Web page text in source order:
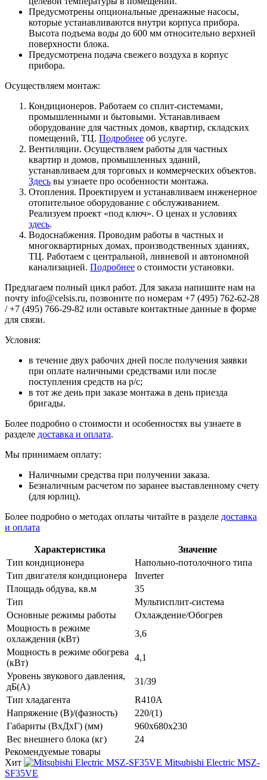
Предусмотрены опциональные дренажные насосы,
которые устанавливаются внутри корпуса прибора.
Высота подъема воды до 600 мм относительно верхней
поверхности блока.
Предусмотрена подача свежего воздуха в корпус
прибора.
Осуществляем монтаж:
Кондиционеров. Работаем со сплит-системами,
промышленными и бытовыми. Устанавливаем
оборудование для частных домов, квартир, складских
помещений, ТЦ. Подробнее об услуге.
Вентиляции. Осуществляем работы для частных
квартир и домов, промышленных зданий,
устанавливаем для торговых и коммерческих объектов.
Здесь вы узнаете про особенности монтажа.
Отопления. Проектируем и устанавливаем инженерное
отопительное оборудование с обслуживанием.
Реализуем проект «под ключ». О ценах и условиях
здесь.
Водоснабжения. Проводим работы в частных и
многоквартирных домах, производственных зданиях,
ТЦ. Работаем с центральной, ливневой и автономной
канализацией. Подробнее о стоимости установки.
Предлагаем полный цикл работ. Для заказа напишите нам на
почту info@celsis.ru, позвоните по номерам +7 (495) 762-62-28
/ +7 (495) 766-29-82 или оставьте контактные данные в форме
для связи.
Условия:
в течение двух рабочих дней после получения заявки
при оплате наличными средствами или после
поступления средств на р/с;
в тот же день при заказе монтажа в день приезда
бригады.
Более подробно о стоимости и особенностях вы узнаете в
разделе доставка и оплата.
Мы принимаем оплату:
Наличными средства при получении заказа.
Безналичным расчетом по заранее выставленному счету
(для юрлиц).
Более подробно о методах оплаты читайте в разделе доставка
и оплата
Характеристика
Значение
Тип кондиционера
Напольно-потолочного типа
Тип двигателя кондиционера
Inverter
Площадь обдува, кв.м
35
Тип
Мультисплит-система
Основные режимы работы
Охлаждение/Обогрев
Мощность в режиме
охлаждения (кВт)
3,6
Мощность в режиме обогрева
(кВт)
4,1
Уровень звукового давления,
дБ(А)
31/39
Тип хладагента
R410A
Напряжение (В)/(фазность)
220/(1)
Габариты (ВхДхГ) (мм)
960х680х230
Вес внешнего блока (кг)
24
Рекомендуемые товары
Хит
Mitsubishi Electric MSZ-
SF35VE